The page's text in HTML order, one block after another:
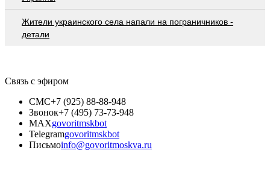
Жители украинского села напали на пограничников -
детали
Связь с эфиром
СМС+7 (925) 88-88-948
Звонок+7 (495) 73-73-948
MAXgovoritmskbot
Telegramgovoritmskbot
Письмоinfo@govoritmoskva.ru